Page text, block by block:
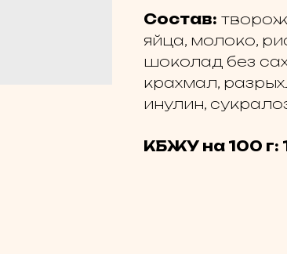
Состав:
яйца, молоко,
шоколад без
крахмал,
инулин,
КБЖУ на 100 г: